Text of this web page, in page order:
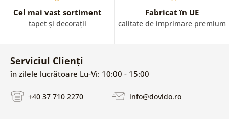
Cel mai vast sortiment
tapet și decorații
Fabricat în UE
calitate de imprimare premium
Serviciul Clienți
în zilele lucrătoare Lu-Vi: 10:00 - 15:00
+40 37 710 2270 info@dovido.ro